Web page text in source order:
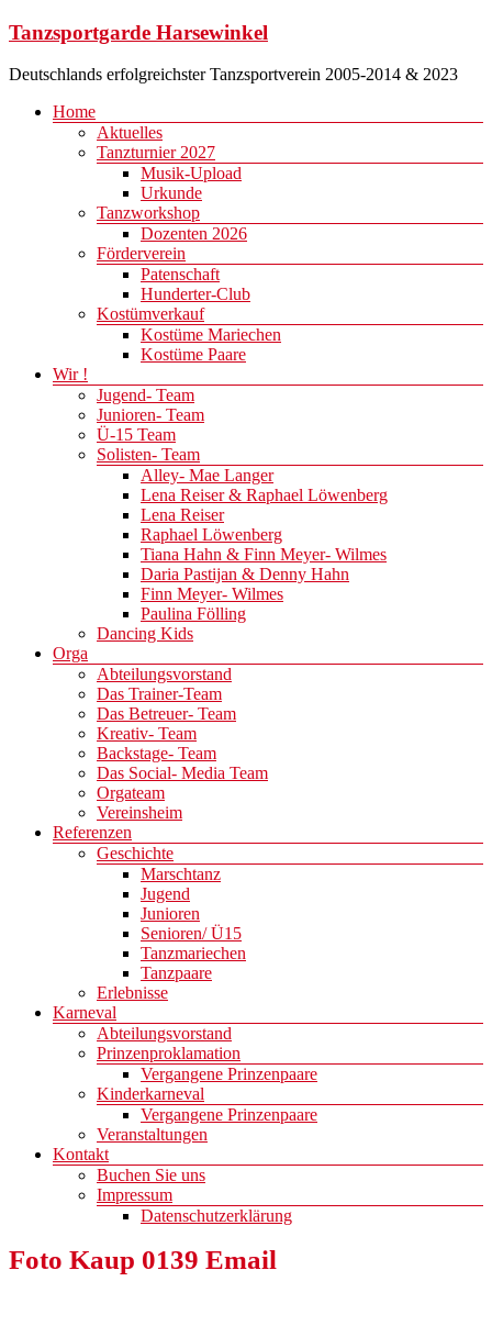
Zum
springen
Tanzsportgarde Harsewinkel
Deutschlands erfolgreichster Tanzsportverein 2005-2014 & 2023
Menü
Home
Aktuelles
Tanzturnier 2027
Musik-Upload
Urkunde
Tanzworkshop
Dozenten 2026
Förderverein
Patenschaft
Hunderter-Club
Kostümverkauf
Kostüme Mariechen
Kostüme Paare
Wir !
Jugend- Team
Junioren- Team
Ü-15 Team
Solisten- Team
Alley- Mae Langer
Lena Reiser & Raphael Löwenberg
Lena Reiser
Raphael Löwenberg
Tiana Hahn & Finn Meyer- Wilmes
Daria Pastijan & Denny Hahn
Finn Meyer- Wilmes
Paulina Fölling
Dancing Kids
Orga
Abteilungsvorstand
Das Trainer-Team
Das Betreuer- Team
Kreativ- Team
Backstage- Team
Das Social- Media Team
Orgateam
Vereinsheim
Referenzen
Geschichte
Marschtanz
Jugend
Junioren
Senioren/ Ü15
Tanzmariechen
Tanzpaare
Erlebnisse
Karneval
Abteilungsvorstand
Prinzenproklamation
Vergangene Prinzenpaare
Kinderkarneval
Vergangene Prinzenpaare
Veranstaltungen
Kontakt
Buchen Sie uns
Impressum
Datenschutzerklärung
Foto Kaup 0139 Email